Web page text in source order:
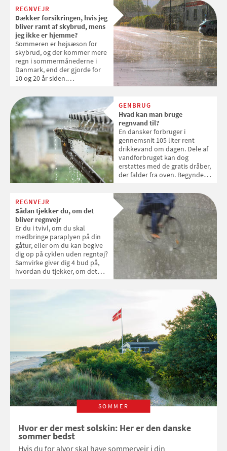
REGNVEJR
Dækker forsikringen, hvis jeg
bliver ramt af skybrud, mens
jeg ikke er hjemme?
Sommeren er højsæson for
skybrud, og der kommer mere
regn i sommermånederne i
Danmark, end der gjorde for
10 og 20 år siden.
på, hvad der sker, hvis
kælderen bliver oversvømmet
og ens ting ødelagt på grund
af et skybrud, mens man er på
ferie
GENBRUG
Hvad kan man bruge
regnvand til?
En dansker forbruger i
gennemsnit 105 liter rent
drikkevand om dagen. Dele af
vandforbruget kan dog
erstattes med de gratis dråber,
der falder fra oven. Begynder
dit hus, kan det bruges til
toiletskyl, vasketøj,
havevanding og
regnvandsbede
REGNVEJR
Sådan tjekker du, om det
bliver regnvejr
Er du i tvivl, om du skal
medbringe paraplyen på din
gåtur, eller om du kan begive
dig op på cyklen uden regntøj?
Samvirke giver dig 4 bud på,
hvordan du tjekker, om det
SOMMER
Hvor er der mest solskin: Her er den danske
sommer bedst
Hvis du for alvor skal have sommervejr i din